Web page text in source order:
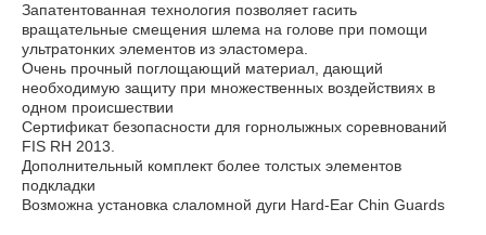
Запатентованная технология позволяет гасить
вращательные смещения шлема на голове при помощи
ультратонких элементов из эластомера.
Очень прочный поглощающий материал, дающий
необходимую защиту при множественных воздействиях в
одном происшествии
Сертификат безопасности для горнолыжных соревнований
FIS RH 2013.
Дополнительный комплект более толстых элементов
подкладки
Возможна установка слаломной дуги Hard-Ear Chin Guards